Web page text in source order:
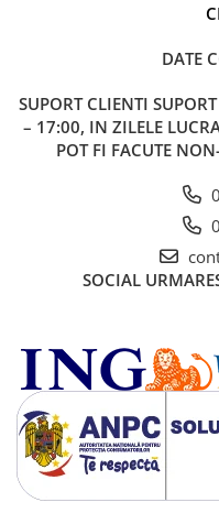
DATE
SUPORT CLIENTI
– 17:00, IN ZILELE
POT FI FACUTE
SOCIAL